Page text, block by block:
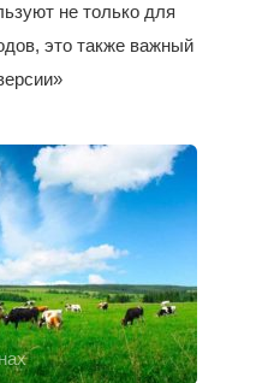
не только для
это также важный